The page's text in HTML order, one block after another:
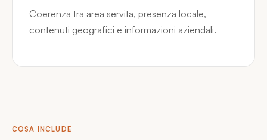
Coerenza tra area servita, presenza locale,
contenuti geografici e informazioni aziendali.
COSA INCLUDE